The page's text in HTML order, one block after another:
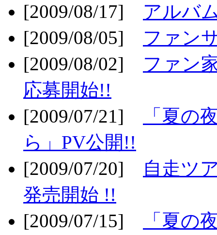
[2009/08/17] アルバ
[2009/08/05] ファン
[2009/08/02] ファン
応募開始!!
[2009/07/21]
「夏の
ら」PV公開!!
[2009/07/20]
自走ツ
発売開始 !!
[2009/07/15]
「夏の